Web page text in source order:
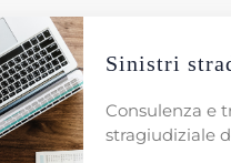
Sinistri
Consulenza e
stragiudiziale